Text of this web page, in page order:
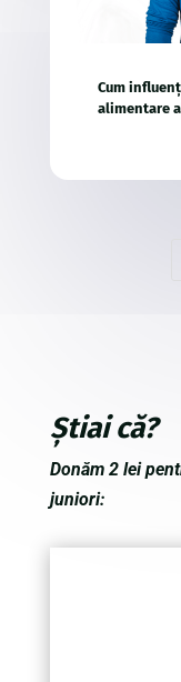
Cum
alimentare
Știai că?
Donăm 2 lei
juniori: